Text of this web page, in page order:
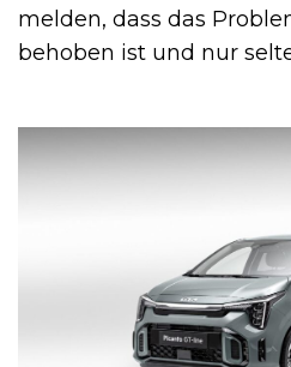
melden, dass das
behoben ist und nur